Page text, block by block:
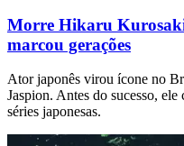
Morre Hikaru
marcou gerações
Ator japonês virou ícone no
Jaspion. Antes do sucesso,
séries japonesas.